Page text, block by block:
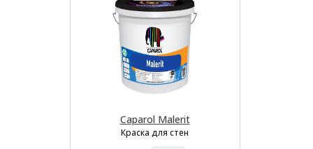
Caparol Malerit
Краска для стен